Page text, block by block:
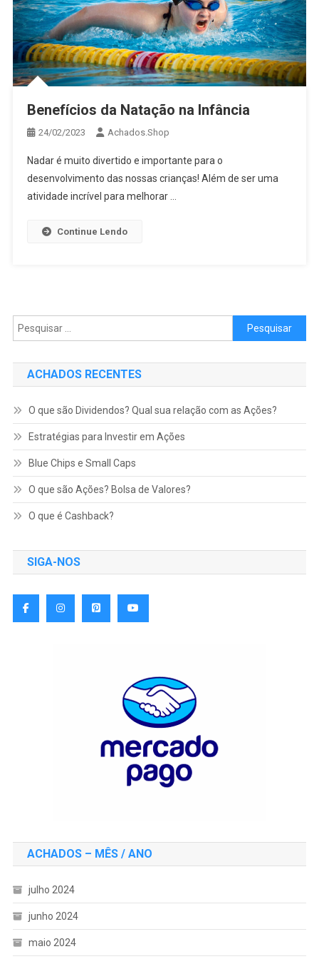
Benefícios da Natação na Infância
24/02/2023 Achados.Shop
Nadar é muito divertido e importante para o
desenvolvimento das nossas crianças! Além de ser uma
atividade incrível para melhorar …
Continue Lendo
Pesquisar por:
ACHADOS RECENTES
O que são Dividendos? Qual sua relação com as Ações?
Estratégias para Investir em Ações
Blue Chips e Small Caps
O que são Ações? Bolsa de Valores?
O que é Cashback?
SIGA-NOS
ACHADOS – MÊS / ANO
julho 2024
junho 2024
maio 2024